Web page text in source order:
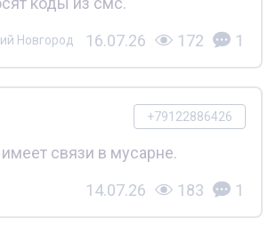
Новгород 16.07.26 172 1
+79122886426
связи в мусарне.
14.07.26 183 1